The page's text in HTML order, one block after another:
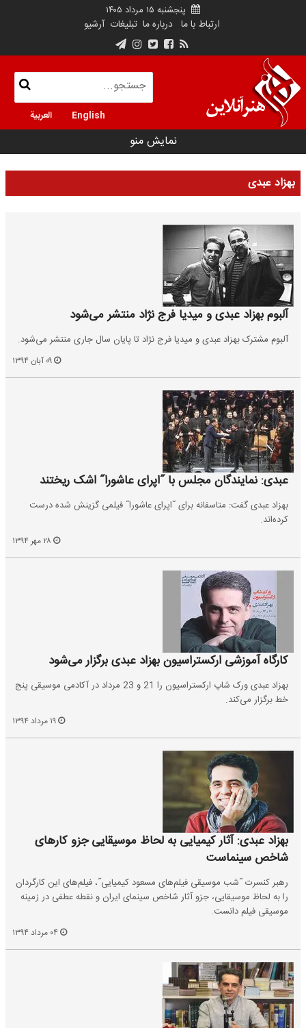
پنجشنبه ۱۵ مرداد ۱۴۰۵
ارتباط با ما درباره ما تبلیغات آرشیو
English العربية
نمایش منو
بهزاد عبدی
آلبوم بهزاد عبدی و میدیا فرج نژاد منتشر می‌شود
آلبوم مشترک بهزاد عبدی و میدیا فرج نژاد تا پایان سال جاری منتشر می‌شود.
عبدی: نمایندگان مجلس با ˝اپرای عاشورا˝ اشک ریختند
بهزاد عبدی گفت: متاسفانه برای ˝اپراى عاشورا˝ فیلمى گزینش شده درست
کرده‌اند.
کارگاه آموزشی ارکستراسیون بهزاد عبدی برگزار می‌شود
بهزاد عبدی ورک شاپ ارکستراسیون را 21 و 23 مرداد در آکادمی موسیقی پنج
خط برگزار می‌کند.
بهزاد عبدی: آثار کیمیایی به لحاظ موسیقایی جزو کارهای
شاخص سینماست
رهبر کنسرت ˝شب موسیقی فیلم‌های مسعود کیمیایی˝، فیلم‌های این کارگردان
را به لحاظ موسیقایی، جزو آثار شاخص سینمای ایران و نقطه عطفی در زمینه
موسیقی فیلم دانست.